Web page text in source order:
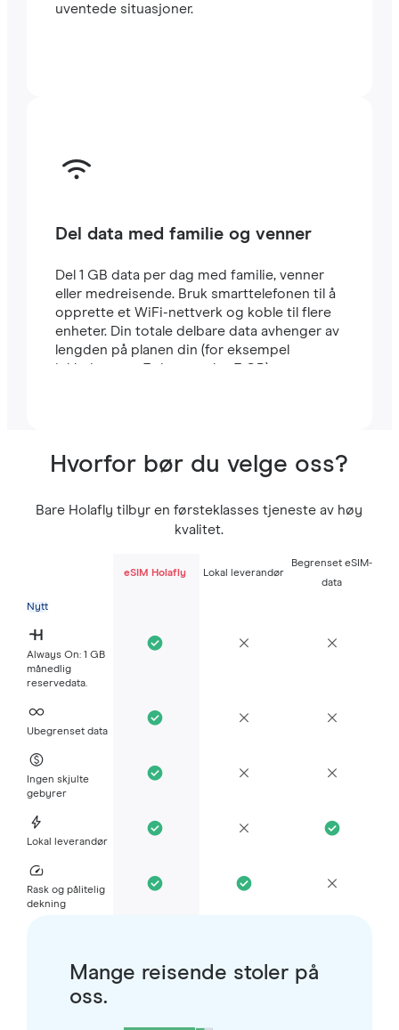
uventede situasjoner.
Del data med familie og venner
Del 1 GB data per dag med familie, venner
eller medreisende. Bruk smarttelefonen til å
opprette et WiFi-nettverk og koble til flere
enheter. Din totale delbare data avhenger av
lengden på planen din (for eksempel
inkluderer en 7-dagers plan 7 GB).
Hvorfor bør du velge oss?
Bare Holafly tilbyr en førsteklasses tjeneste av høy
kvalitet.
eSIM Holafly Lokal leverandør
Begrenset eSIM-
data
Nytt
Always On: 1 GB
månedlig
reservedata.
Ubegrenset data
Ingen skjulte
gebyrer
Lokal leverandør
Rask og pålitelig
dekning
Mange reisende stoler på
oss.